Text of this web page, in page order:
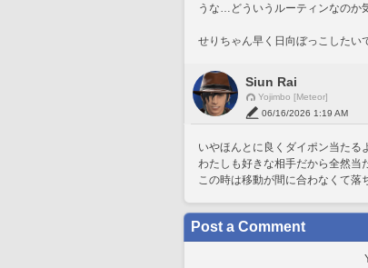
うな…どういうルーティンなのか
せりちゃん早く日向ぼっこした
Siun Rai
Yojimbo [Meteor]
06/16/2026 1:19 AM
いやほんとに良くダイポン当たる
わたしも好きな相手だから全然当
この時は移動が間に合わなくて落
Post a Comment